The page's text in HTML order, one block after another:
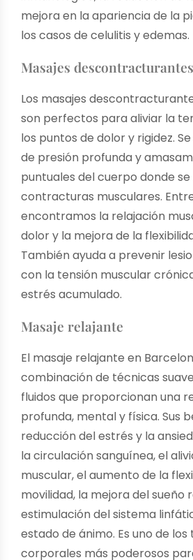
mejora en la apariencia de la
los casos de celulitis y edemas.
Masajes descontracturantes
Los masajes
son perfectos para aliviar la
los puntos de dolor y rigidez.
de presión profunda y
puntuales del cuerpo donde
contracturas musculares.
encontramos la relajación
dolor y la mejora de la
También ayuda a prevenir
con la tensión muscular
estrés acumulado.
Masaje relajante
El masaje relajante en
combinación de técnicas
fluidos que proporcionan una
profunda, mental y física. Sus
reducción del estrés y la
la circulación sanguínea, el
muscular, el aumento de la
movilidad, la mejora del sueño
estimulación del sistema
estado de ánimo. Es uno de los
corporales más poderosos